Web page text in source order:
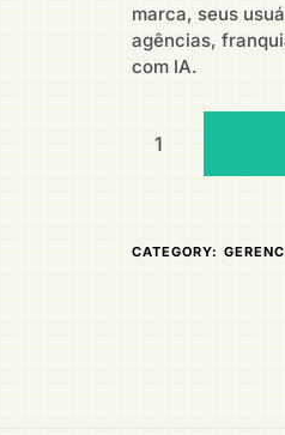
marca, seus
agências,
com IA.
CATEGORY: